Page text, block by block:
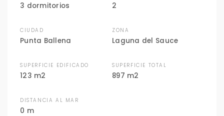
3 dormitorios 2
CIUDAD
Punta Ballena
ZONA
Laguna del Sauce
SUPERFICIE EDIFICADO
123 m2
SUPERFICIE TOTAL
897 m2
DISTANCIA AL MAR
0 m